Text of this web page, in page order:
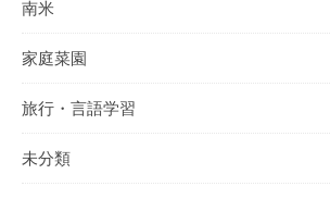
南米
家庭菜園
旅行・言語学習
未分類